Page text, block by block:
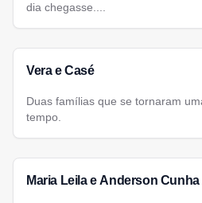
dia chegasse....
Vera e Casé
Duas famílias que se tornaram
tempo.
Maria Leila e Anderson Cunha